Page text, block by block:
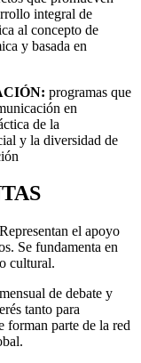
integral de
al concepto de
y basada en
programas que
en
de la
y la diversidad de
el apoyo
Se fundamenta en
cultural.
de debate y
tanto para
forman parte de la red